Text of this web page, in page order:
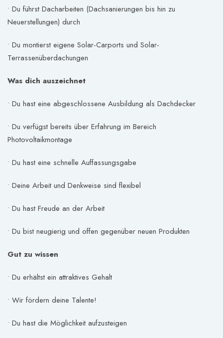
• Du führst Dacharbeiten (Dachsanierungen bis hin zu
Neuerstellungen) durch
• Du montierst eigene Solar-Carports und Solar-
Terrassenüberdachungen
Was dich auszeichnet
• Du hast eine abgeschlossene Ausbildung als Dachdecker
• Du verfügst bereits über Erfahrung im Bereich
Photovoltaikmontage
• Du hast eine schnelle Auffassungsgabe
• Deine Arbeit und Denkweise sind flexibel
• Du hast Freude an der Arbeit
• Du bist neugierig und offen gegenüber neuen Produkten
Gut zu wissen
• Du erhältst ein attraktives Gehalt
• Wir fördern deine Talente!
• Du hast die Möglichkeit aufzusteigen